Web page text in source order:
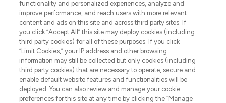
Do Not Sell or Share My Personal
Information
AIDE ET INFORMATIONS
INFORMATIONS GÉNÉRALES
À PROPOS DE LOOKFANTASTIC
functionality and personalized experiences, analyze and
improve performance, and reach users with more relevant
content and ads on this site and across third party sites. If
you click “Accept All” this site may deploy cookies (including
third party cookies) for all of these purposes. If you click
“Limit Cookies,” your IP address and other browsing
information may still be collected but only cookies (including
third party cookies) that are necessary to operate, secure and
enable default website features and functionalities will be
deployed. You can also review and manage your cookie
preferences for this site at any time by clicking the “Manage